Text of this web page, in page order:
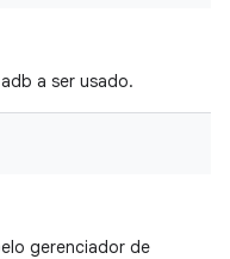
a ser usado.
gerenciador de